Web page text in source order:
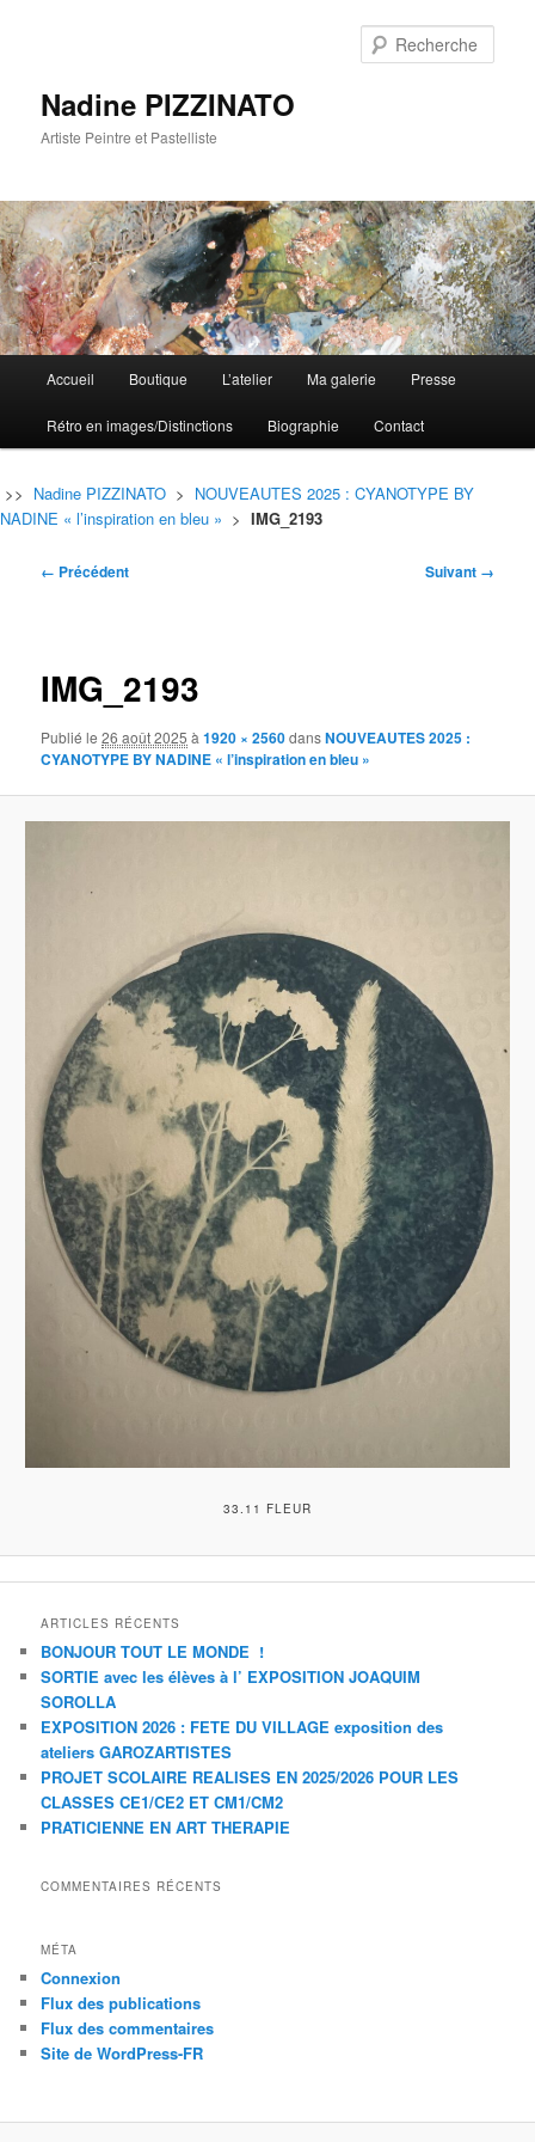
Nadine PIZZINATO
Artiste Peintre et Pastelliste
principal
Aller
au
contenu
principal
Aller
au
contenu
secondaire
Accueil Boutique L’atelier Ma galerie Presse
Rétro en images/Distinctions Biographie Contact
>> Nadine PIZZINATO > NOUVEAUTES 2025 : CYANOTYPE BY
NADINE « l’inspiration en bleu » > IMG_2193
Navigation
← Précédent Suivant →
IMG_2193
Publié le26 août 2025 à1920 × 2560dansNOUVEAUTES 2025 :
CYANOTYPE BY NADINE « l’inspiration en bleu »
33.11 FLEUR
ARTICLES RÉCENTS
BONJOUR TOUT LE MONDE !
SORTIE avec les élèves à l’ EXPOSITION JOAQUIM
SOROLLA
EXPOSITION 2026 : FETE DU VILLAGE exposition des
ateliers GAROZARTISTES
PROJET SCOLAIRE REALISES EN 2025/2026 POUR LES
CLASSES CE1/CE2 ET CM1/CM2
PRATICIENNE EN ART THERAPIE
COMMENTAIRES RÉCENTS
MÉTA
Connexion
Flux des publications
Flux des commentaires
Site de WordPress-FR